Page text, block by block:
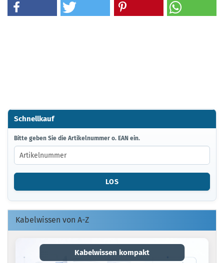
Schnellkauf
BITTE
GEBEN
SIE
DIE
ARTIKELNUMMER
EAN
EIN.
Bitte geben Sie die Artikelnummer o. EAN ein.
LOS
Kabelwissen von A-Z
Kabelwissen kompakt